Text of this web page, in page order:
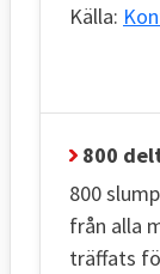
Källa:
800
800
från alla
träffats